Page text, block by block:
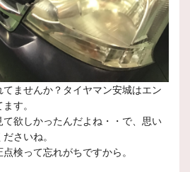
ませんか？タイヤマン安城はエン
す。
欲しかったんだよね・・で、思い
さいね。
検って忘れがちですから。